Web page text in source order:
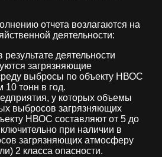
отчета возлагаются на
деятельности:
деятельности
загрязняющие
выбросы по объекту НВОС
тонн в год.
у которых объемы
выбросов загрязняющих
НВОС составляют от 5 до
при наличии в
загрязняющих атмосферу
2 класса опасности.